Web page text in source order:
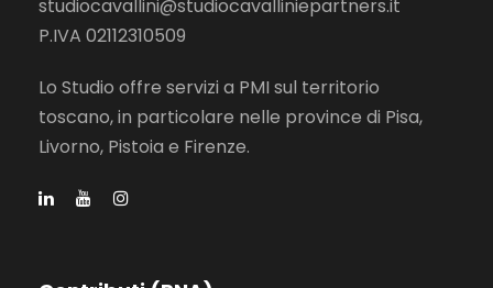
studiocavallini@studiocavalliniepartners.it
P.IVA 02112310509
Lo Studio offre servizi a PMI sul territorio
toscano, in particolare nelle province di Pisa,
Livorno, Pistoia e Firenze.